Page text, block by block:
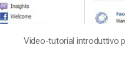
Video-tutorial introduttivo